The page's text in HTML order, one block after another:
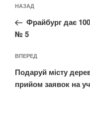
записів
Попередній
запис:
НАЗАД
Фрайбург дає
№ 5
Наступний
запис
ВПЕРЕД
Подаруй місту
прийом заявок на